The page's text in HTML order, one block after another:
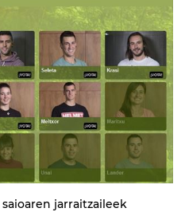
saioaren jarraitzaileek